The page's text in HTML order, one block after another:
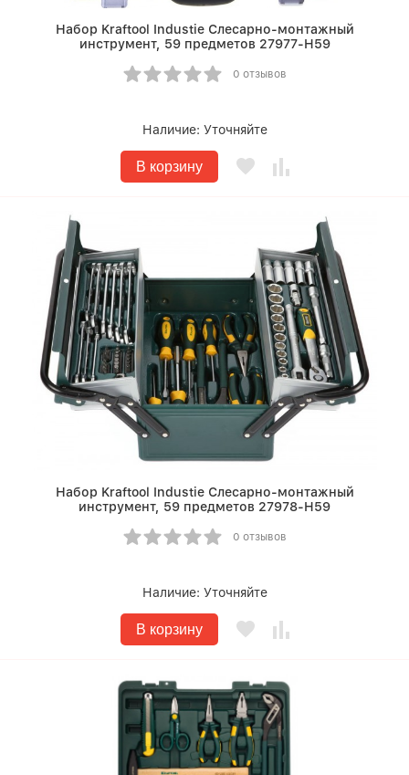
Набор Kraftool Industie Слесарно-монтажный
инструмент, 59 предметов 27977-H59
0 отзывов
Наличие: Уточняйте
В корзину
Набор Kraftool Industie Слесарно-монтажный
инструмент, 59 предметов 27978-H59
0 отзывов
Наличие: Уточняйте
В корзину